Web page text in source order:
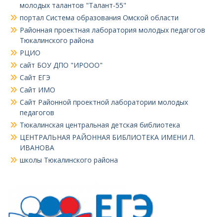
молодых талантов "Талант-55"
портал Система образования Омской области
Районная проектная лаборатория молодых педагогов
Тюкалинского района
РЦИО
сайт БОУ ДПО "ИРООО"
Сайт ЕГЭ
Сайт ИМО
Сайт Районной проектной лаборатории молодых
педагогов
Тюкалинская центральная детская библиотека
ЦЕНТРАЛЬНАЯ РАЙОННАЯ БИБЛИОТЕКА ИМЕНИ Л.
ИВАНОВА
школы Тюкалинского района